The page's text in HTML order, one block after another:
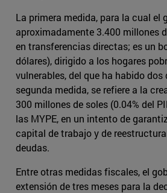
La primera medida, para la cual el
aproximadamente 3.400 millones
en transferencias directas; es un
dólares), dirigido a los hogares
vulnerables, del que ha habido dos
segunda medida, se refiere a la
300 millones de soles (0.04% del
las MYPE, en un intento de
capital de trabajo y de
deudas.
Entre otras medidas fiscales, el
extensión de tres meses para la